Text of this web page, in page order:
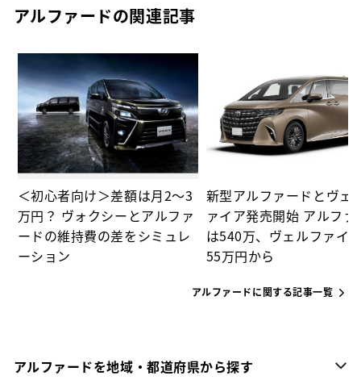
アルファードの関連記事
＜初心者向け＞差額は月2～3
万円？ ヴォクシーとアルファ
ードの維持費の差をシミュレ
ーション
新型アルファードとヴェ
ァイア発売開始 アルファ
は540万、ヴェルファイ
55万円から
アルファードに関する記事一覧
アルファードを地域・都道府県から探す